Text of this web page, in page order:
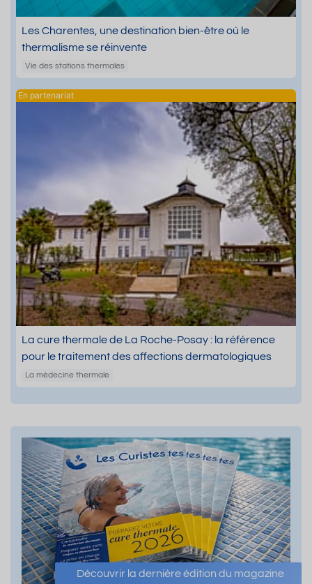
Les Charentes, une destination bien-être où le
thermalisme se réinvente
Vie des stations thermales
La cure thermale de La Roche-Posay : la référence
pour le traitement des affections dermatologiques
La médecine thermale
Découvrir la dernière édition du magazine